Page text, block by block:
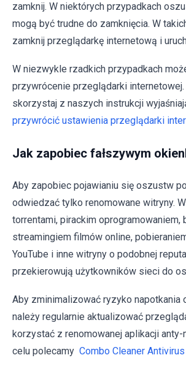
zamknij. W niektórych przypadkach
mogą być trudne do zamknięcia. W
zamknij przeglądarkę internetową i
W niezwykle rzadkich przypadkach
przywrócenie przeglądarki
skorzystaj z naszych instrukcji
przywrócić ustawienia przeglądarki
Jak zapobiec fałszywym
Aby zapobiec pojawianiu się oszustw
odwiedzać tylko renomowane witryny.
torrentami, pirackim oprogramowaniem,
streamingiem filmów online,
YouTube i inne witryny o podobnej
przekierowują użytkowników sieci do
Aby zminimalizować ryzyko napotkania
należy regularnie aktualizować
korzystać z renomowanej aplikacji anty-
celu polecamy Combo Cleaner